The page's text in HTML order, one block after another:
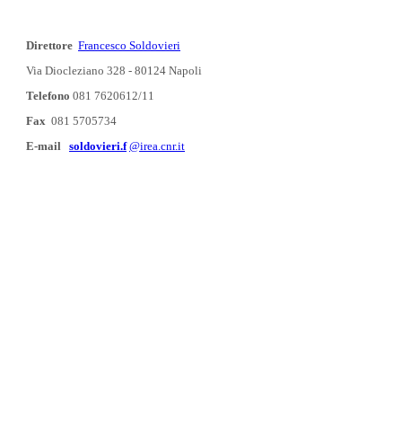
Direttore Francesco Soldovieri
Via Diocleziano 328 - 80124 Napoli
Telefono 081 7620612/11
Fax 081 5705734
E-mail soldovieri.f @irea.cnr.it